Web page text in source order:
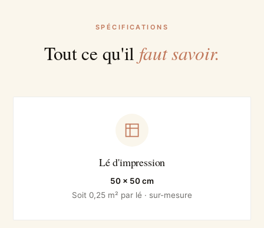
SPÉCIFICATIONS
Tout ce qu'il faut savoir.
Lé d'impression
50 × 50 cm
Soit 0,25 m² par lé · sur-mesure